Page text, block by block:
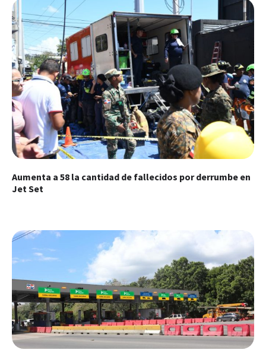
Aumenta a 58 la cantidad de fallecidos por derrumbe en
Jet Set